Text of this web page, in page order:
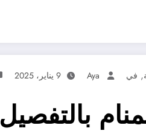
, في Aya 9 يناير، 2025
بالتفصيل